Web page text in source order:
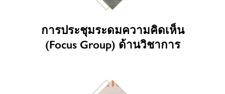
การประชุมระดมความคิดเห็น
(Focus Group) ด้านวิชาการ